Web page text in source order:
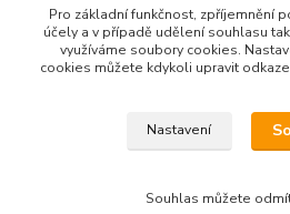
zoubek@mikromarz.cz
Upravit sběr
Pro základní funkčnost, zpříjemnění
účely a v případě udělení souhlasu
využíváme soubory cookies.
cookies můžete kdykoli upravit
Nastavení
Souhlas můžete